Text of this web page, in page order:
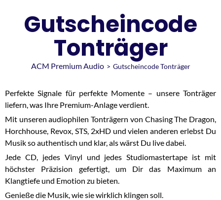
Gutscheincode
Tonträger
ACM Premium Audio > Gutscheincode Tonträger
Perfekte Signale für perfekte Momente – unsere Tonträger
liefern, was Ihre Premium-Anlage verdient.
Mit unseren audiophilen Tonträgern von Chasing The Dragon,
Horchhouse, Revox, STS, 2xHD und vielen anderen erlebst Du
Musik so authentisch und klar, als wärst Du live dabei.
Jede CD, jedes Vinyl und jedes Studiomastertape ist mit
höchster Präzision gefertigt, um Dir das Maximum an
Klangtiefe und Emotion zu bieten.
Genieße die Musik, wie sie wirklich klingen soll.